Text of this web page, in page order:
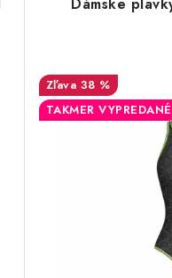
38 %
TAKMER VYPREDANÉ